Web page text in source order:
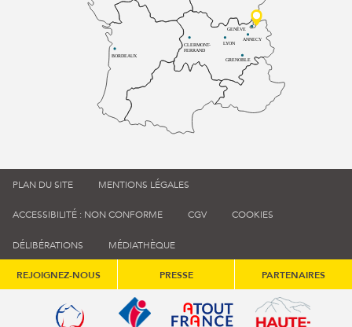
BORDEAUX
CLERMONT-
FERRAND
LYON
ANNECY
GRENOBLE
GENÈVE
PLAN DU SITE MENTIONS LÉGALES
ACCESSIBILITÉ : NON CONFORME CGV COOKIES
DÉLIBÉRATIONS MÉDIATHÈQUE
REJOIGNEZ-NOUS PRESSE PARTENAIRES
Qualité tourisme (s'ouvre dans une nouvelle fenêtre)
Office de tourisme de France (s'ouvre
Atout France (s'ouvre dans